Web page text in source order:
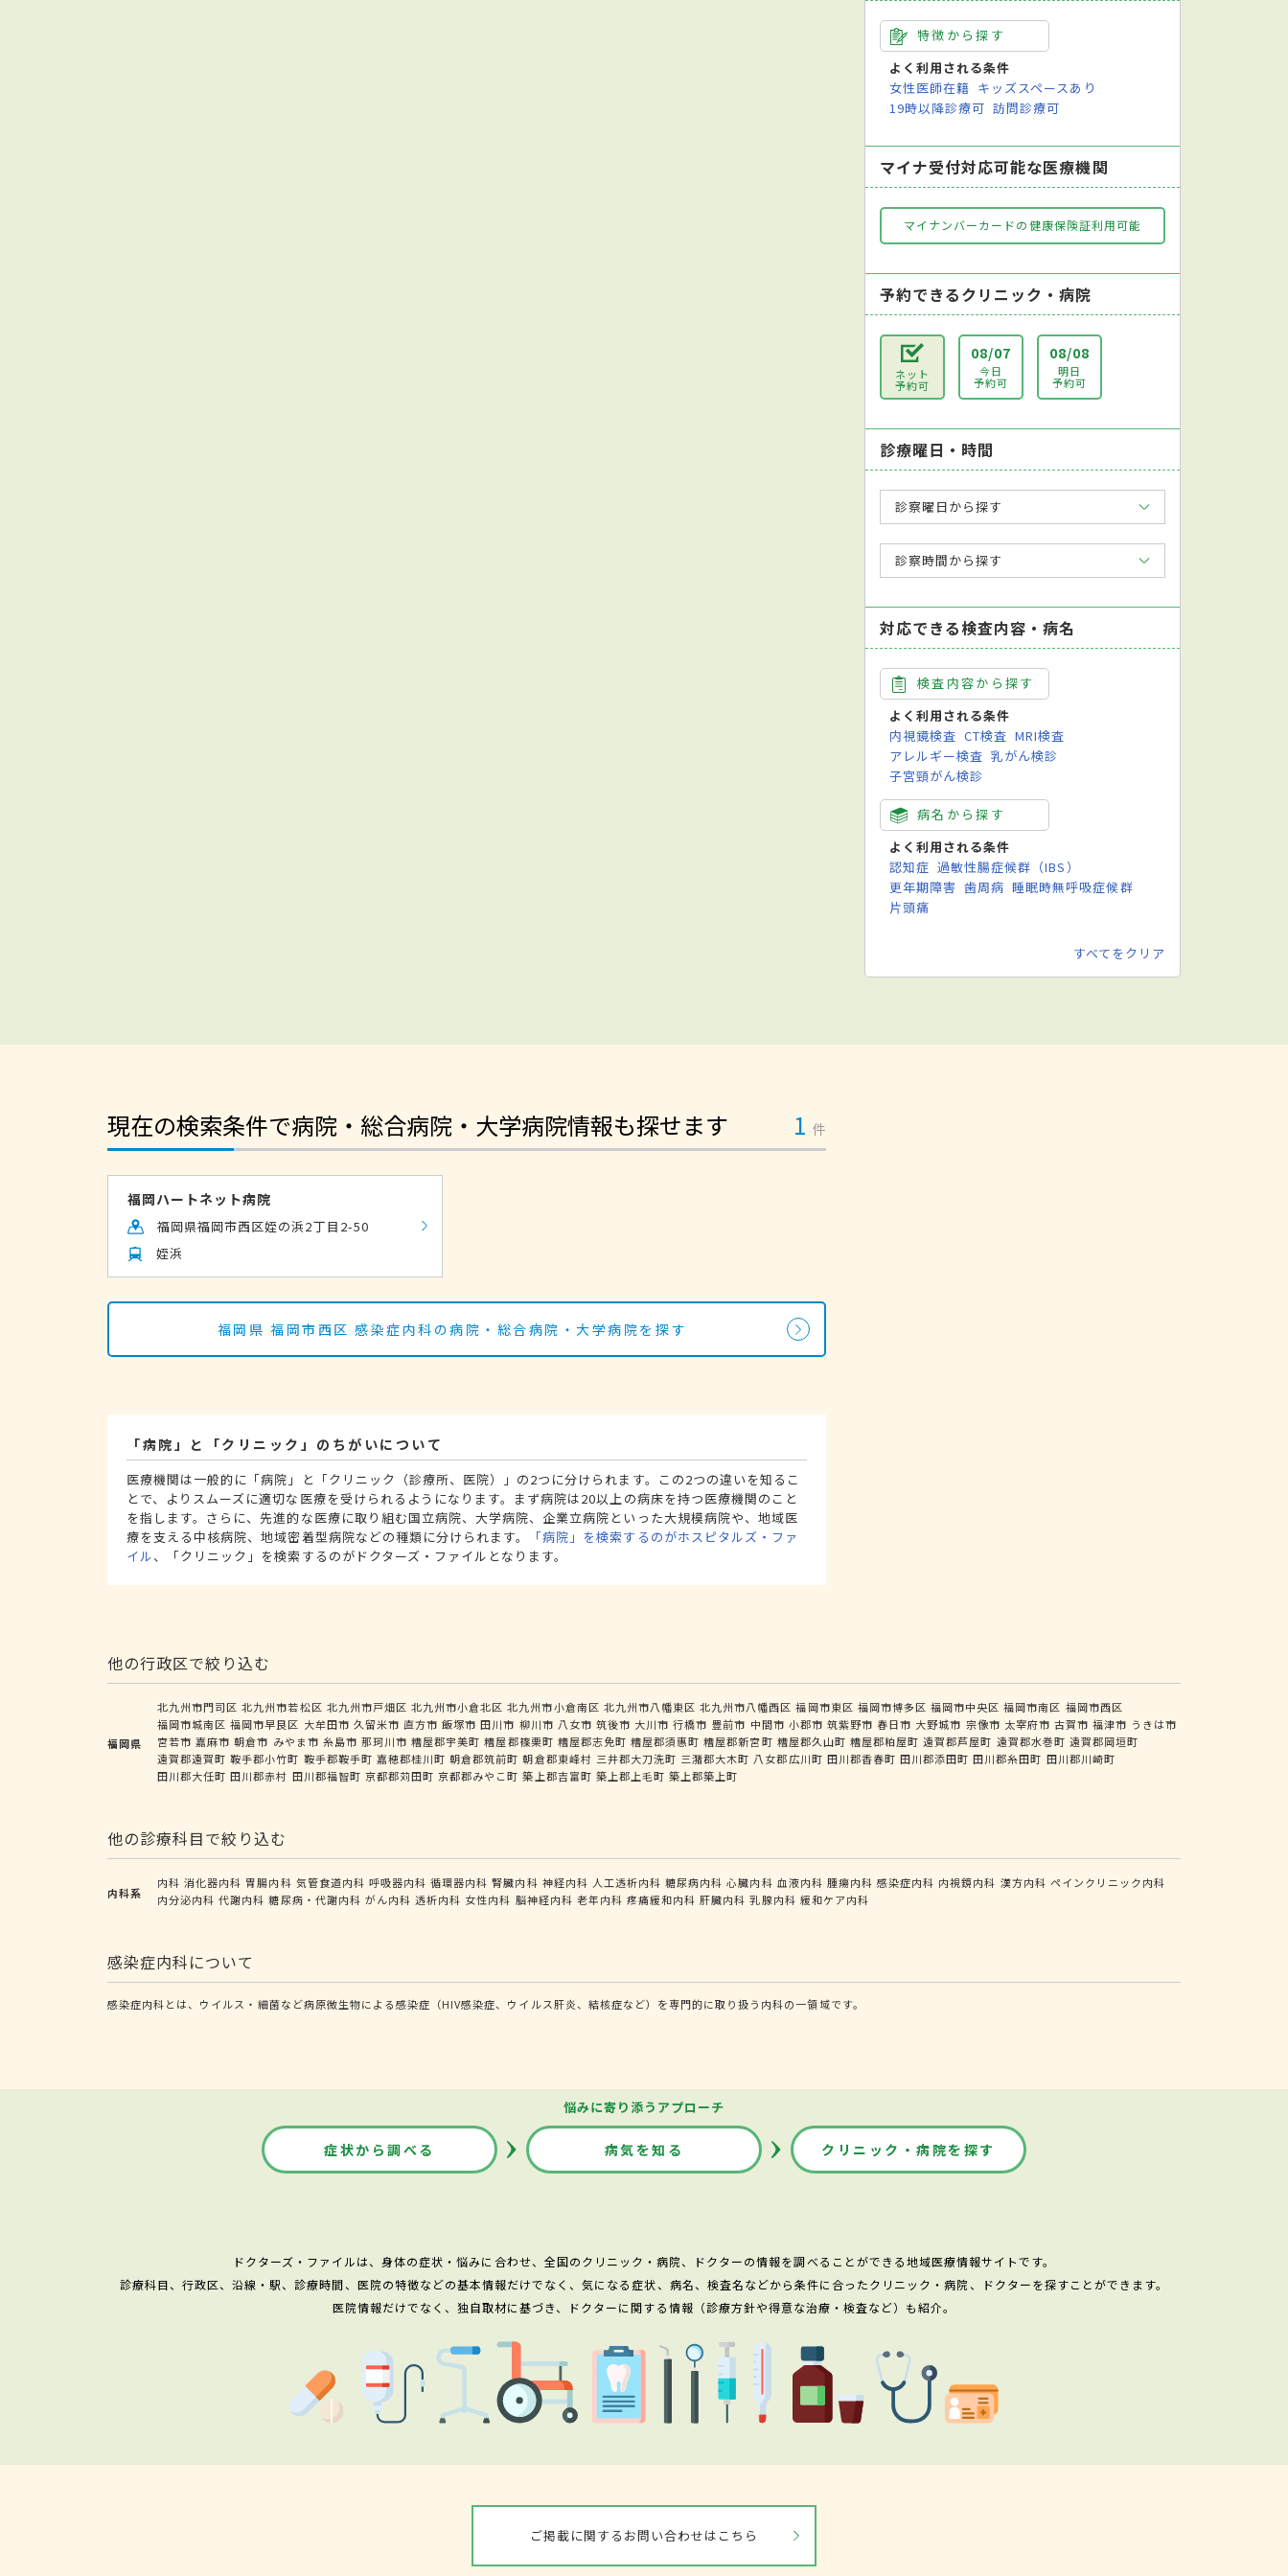
特徴から探す
よく利用される条件
女性医師在籍 キッズスペースあり
19時以降診療可 訪問診療可
マイナ受付対応可能な医療機関
マイナンバーカードの健康保険証利用可能
予約できるクリニック・病院
ネット
予約可
08/07
今日
予約可
08/08
明日
予約可
診療曜日・時間
診察曜日から探す
診察時間から探す
対応できる検査内容・病名
検査内容から探す
よく利用される条件
内視鏡検査 CT検査 MRI検査
アレルギー検査 乳がん検診
子宮頸がん検診
病名から探す
よく利用される条件
認知症 過敏性腸症候群（IBS）
更年期障害 歯周病 睡眠時無呼吸症候群
片頭痛
すべてをクリア
現在の検索条件で病院・総合病院・大学病院情報も探せます 1 件
福岡ハートネット病院
福岡県福岡市西区姪の浜2丁目2-50
姪浜
福岡県 福岡市西区 感染症内科の病院・総合病院・大学病院を探す
「病院」と「クリニック」のちがいについて
医療機関は一般的に「病院」と「クリニック（診療所、医院）」の2つに分けられます。この2つの違いを知るこ
とで、よりスムーズに適切な医療を受けられるようになります。まず病院は20以上の病床を持つ医療機関のこと
を指します。さらに、先進的な医療に取り組む国立病院、大学病院、企業立病院といった大規模病院や、地域医
療を支える中核病院、地域密着型病院などの種類に分けられます。
「病院」を検索するのがホスピタルズ・ファ
イル、「クリニック」を検索するのがドクターズ・ファイルとなります。
他の行政区で絞り込む
福岡県
北九州市門司区 北九州市若松区 北九州市戸畑区 北九州市小倉北区 北九州市小倉南区 北九州市八幡東区 北九州市八幡西区 福岡市東区 福岡市博多区 福岡市中央区 福岡市南区 福岡市西区
福岡市城南区 福岡市早良区 大牟田市 久留米市 直方市 飯塚市 田川市 柳川市 八女市 筑後市 大川市 行橋市 豊前市 中間市 小郡市 筑紫野市 春日市 大野城市 宗像市 太宰府市 古賀市 福津市 うきは市
宮若市 嘉麻市 朝倉市 みやま市 糸島市 那珂川市 糟屋郡宇美町 糟屋郡篠栗町 糟屋郡志免町 糟屋郡須惠町 糟屋郡新宮町 糟屋郡久山町 糟屋郡粕屋町 遠賀郡芦屋町 遠賀郡水巻町 遠賀郡岡垣町
遠賀郡遠賀町 鞍手郡小竹町 鞍手郡鞍手町 嘉穂郡桂川町 朝倉郡筑前町 朝倉郡東峰村 三井郡大刀洗町 三潴郡大木町 八女郡広川町 田川郡香春町 田川郡添田町 田川郡糸田町 田川郡川崎町
田川郡大任町 田川郡赤村 田川郡福智町 京都郡苅田町 京都郡みやこ町 築上郡吉富町 築上郡上毛町 築上郡築上町
他の診療科目で絞り込む
内科系
内科 消化器内科 胃腸内科 気管食道内科 呼吸器内科 循環器内科 腎臓内科 神経内科 人工透析内科 糖尿病内科 心臓内科 血液内科 腫瘍内科 感染症内科 内視鏡内科 漢方内科 ペインクリニック内科
内分泌内科 代謝内科 糖尿病・代謝内科 がん内科 透析内科 女性内科 脳神経内科 老年内科 疼痛緩和内科 肝臓内科 乳腺内科 緩和ケア内科
感染症内科について
感染症内科とは、ウイルス・細菌など病原微生物による感染症（HIV感染症、ウイルス肝炎、結核症など）を専門的に取り扱う内科の一領域です。
悩みに寄り添うアプローチ
症状から調べる 病気を知る クリニック・病院を探す
ドクターズ・ファイルは、身体の症状・悩みに合わせ、全国のクリニック・病院、ドクターの情報を調べることができる地域医療情報サイトです。
診療科目、行政区、沿線・駅、診療時間、医院の特徴などの基本情報だけでなく、気になる症状、病名、検査名などから条件に合ったクリニック・病院、ドクターを探すことができます。
医院情報だけでなく、独自取材に基づき、ドクターに関する情報（診療方針や得意な治療・検査など）も紹介。
ご掲載に関するお問い合わせはこちら